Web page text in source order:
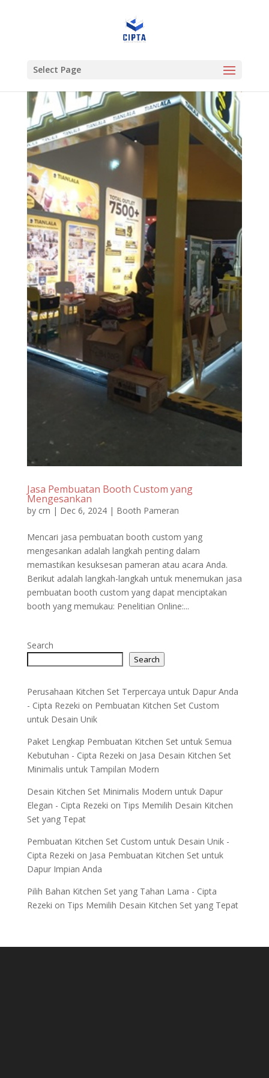
Select Page
Jasa Pembuatan Booth Custom yang
Mengesankan
by crn | Dec 6, 2024| Booth Pameran
Mencari jasa pembuatan booth custom yang
mengesankan adalah langkah penting dalam
memastikan kesuksesan pameran atau acara Anda.
Berikut adalah langkah-langkah untuk menemukan jasa
pembuatan booth custom yang dapat menciptakan
booth yang memukau: Penelitian Online:...
Search
Search
Perusahaan Kitchen Set Terpercaya untuk Dapur Anda
- Cipta Rezeki on Pembuatan Kitchen Set Custom
untuk Desain Unik
Paket Lengkap Pembuatan Kitchen Set untuk Semua
Kebutuhan - Cipta Rezeki on Jasa Desain Kitchen Set
Minimalis untuk Tampilan Modern
Desain Kitchen Set Minimalis Modern untuk Dapur
Elegan - Cipta Rezeki on Tips Memilih Desain Kitchen
Set yang Tepat
Pembuatan Kitchen Set Custom untuk Desain Unik -
Cipta Rezeki on Jasa Pembuatan Kitchen Set untuk
Dapur Impian Anda
Pilih Bahan Kitchen Set yang Tahan Lama - Cipta
Rezeki on Tips Memilih Desain Kitchen Set yang Tepat